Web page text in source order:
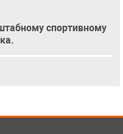
спортивному